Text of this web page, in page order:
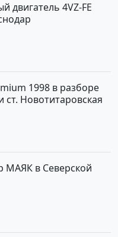
двигатель 4VZ-FE
1998 в разборе
ст. Новотитаровская
МАЯК в Северской